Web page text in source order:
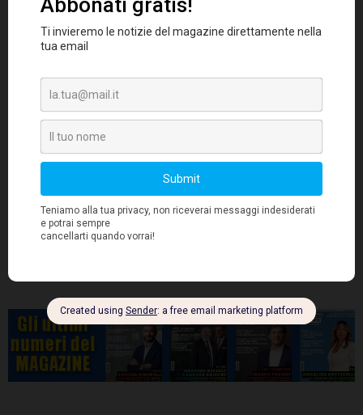
mantengono infatti una posizione
predominante, pari all'86%, contro il 14%
delle operazioni Secondary.